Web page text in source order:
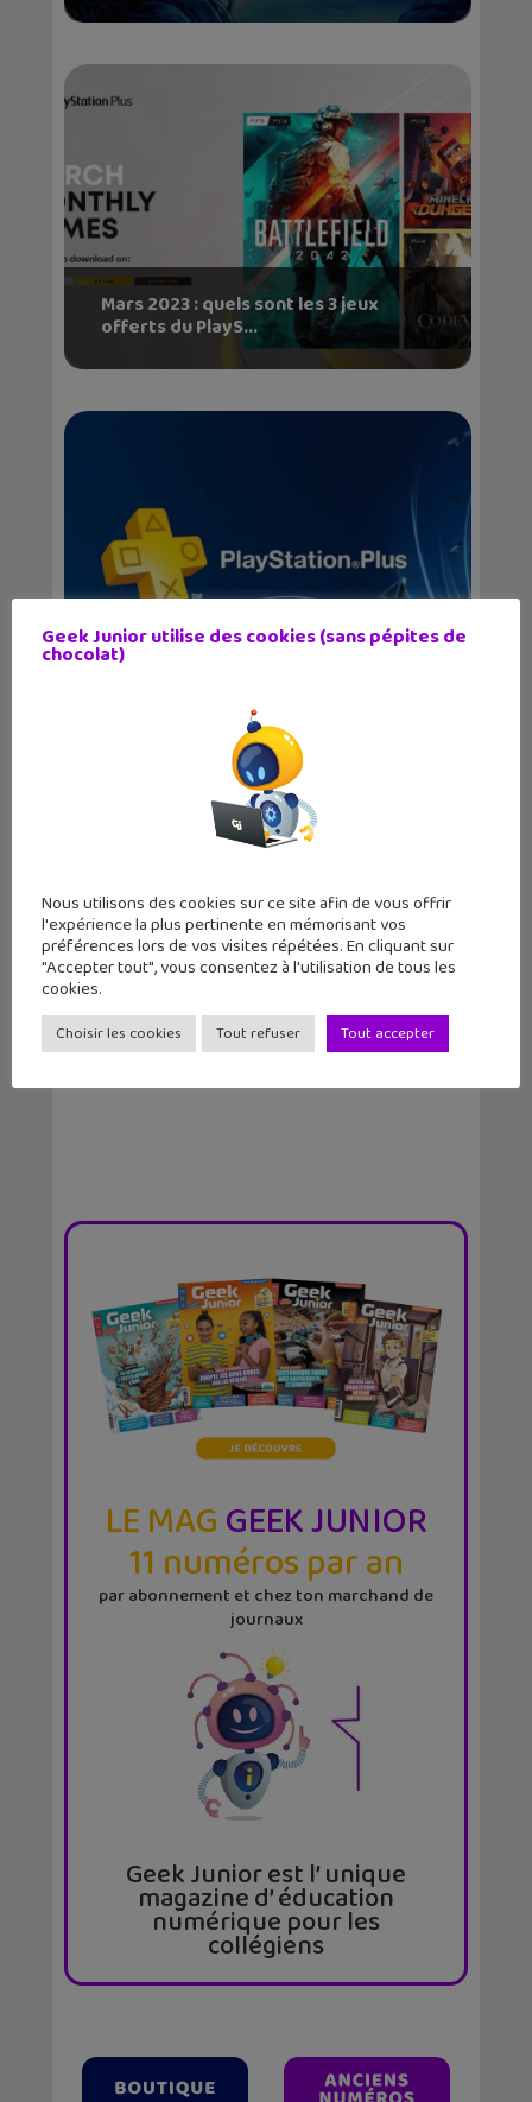
Mars 2023 : quels sont les 3 jeux
offerts du PlayS...
Février 2023 : quels sont les 4 jeux
Janvier 2023 : quels sont les 3 jeux
offerts du Pl...
LE MAGGEEK JUNIOR
11 numéros par an
par abonnement et chez ton marchand de
journaux
Geek Junior est l’ unique
magazine d’ éducation
numérique pour les
collégiens
Geek Junior utilise des cookies (sans pépites de
chocolat)
Nous utilisons des cookies sur ce site afin de vous offrir
l'expérience la plus pertinente en mémorisant vos
préférences lors de vos visites répétées. En cliquant sur
"Accepter tout", vous consentez à l'utilisation de tous les
cookies.
Choisir les cookies Tout refuser Tout accepter